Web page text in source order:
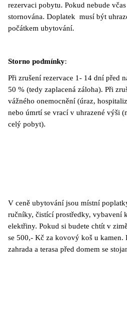
rezervaci pobytu. Pokud nebude
stornována. Doplatek musí být
počátkem ubytování.
Storno podmínky:
Při zrušení rezervace 1- 14 dní před
50 % (tedy zaplacená záloha). Při
vážného onemocnění (úraz,
nebo úmrtí se vrací v uhrazené výši
celý pobyt).
V ceně ubytování jsou místní
ručníky, čistící prostředky, vybavení
elektřiny. Pokud si budete chtít v
se 500,- Kč za kovový koš u
zahrada a terasa před domem se